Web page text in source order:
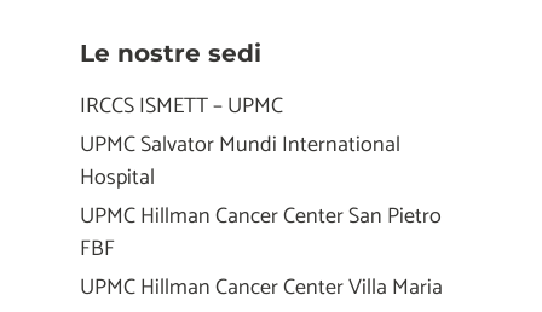
Le nostre sedi
IRCCS ISMETT – UPMC
UPMC Salvator Mundi International
Hospital
UPMC Hillman Cancer Center San Pietro
FBF
UPMC Hillman Cancer Center Villa Maria